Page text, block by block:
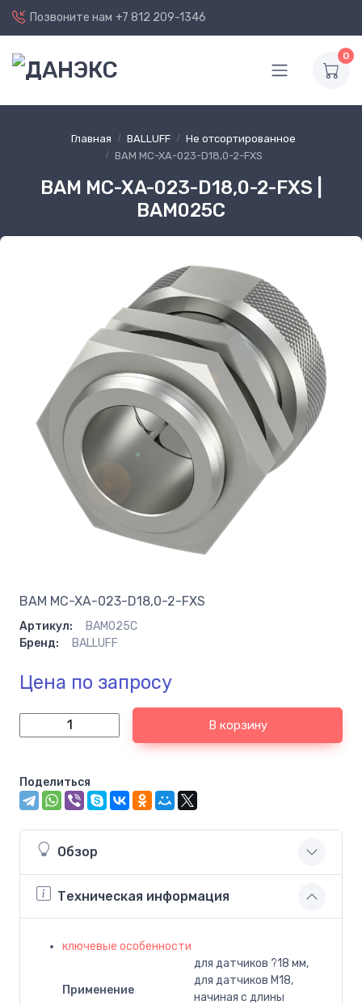
Позвоните нам +7 812 209-1346
0
Главная BALLUFF
Не отсортированное
BAM MC-XA-023-D18,0-2-FXS
BAM MC-XA-023-D18,0-2-FXS |
BAM025C
BAM MC-XA-023-D18,0-2-FXS
Артикул:
BAM025C
Бренд:
BALLUFF
Цена по запросу
В корзину
Поделиться
Обзор
Техническая информация
ключевые особенности
Применение
для датчиков ?18 мм,
для датчиков M18,
начиная с длины